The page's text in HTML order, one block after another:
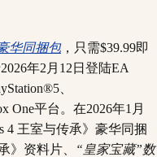
华同捆包，只需$39.99即
年2月12日登陆EA
、
One平台。在2026年1月
4 王室与传承》豪华同捆
》资料片、
“皇家宝藏”数